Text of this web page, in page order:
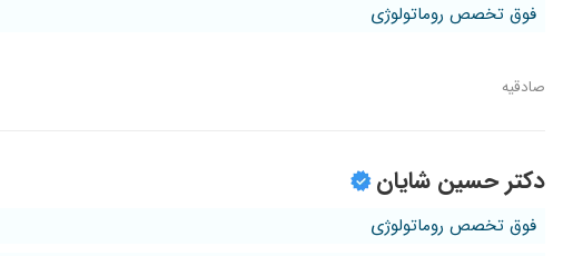
فوق تخصص روماتولوژی
صادقیه
دکتر حسین شایان
فوق تخصص روماتولوژی